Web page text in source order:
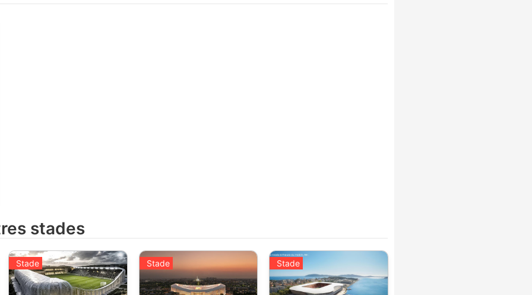
d'Amérique du Nord,
Mexique * ![]
(https://static.ostadium.com/assets/ui/country/cr.png)
(https://static.ostadium.com/assets/ui/country/pa.png)
Panama * ![]
(https://static.ostadium.com/assets/ui/country/hn.png)
stades
Stade Stade Stade